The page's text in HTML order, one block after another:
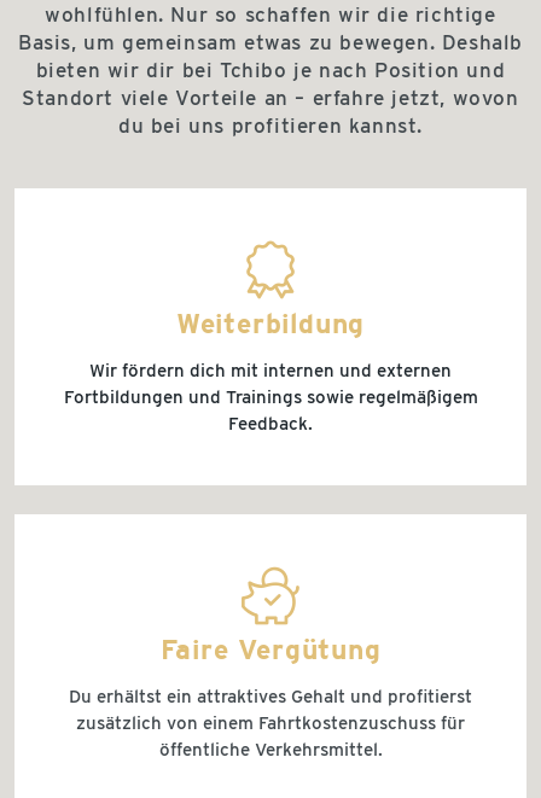
wohlfühlen. Nur so schaffen wir die richtige
Basis, um gemeinsam etwas zu bewegen. Deshalb
bieten wir dir bei Tchibo je nach Position und
Standort viele Vorteile an – erfahre jetzt, wovon
du bei uns profitieren kannst.
badge
Weiterbildung
Wir fördern dich mit internen und externen
Fortbildungen und Trainings sowie regelmäßigem
Feedback.
cost_transparency
Faire Vergütung
Du erhältst ein attraktives Gehalt und profitierst
zusätzlich von einem Fahrtkostenzuschuss für
öffentliche Verkehrsmittel.